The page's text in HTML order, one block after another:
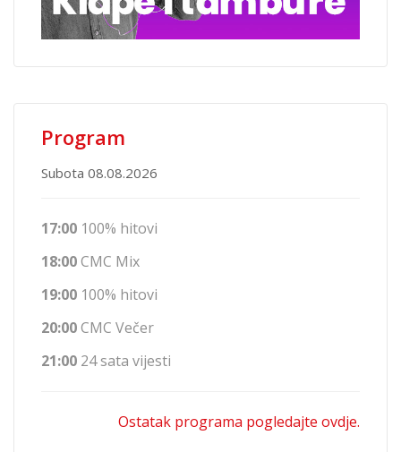
Program
Subota 08.08.2026
17:00 100% hitovi
18:00CMC Mix
19:00 100% hitovi
20:00CMC Večer
21:00 24 sata vijesti
Ostatak programa pogledajte ovdje.